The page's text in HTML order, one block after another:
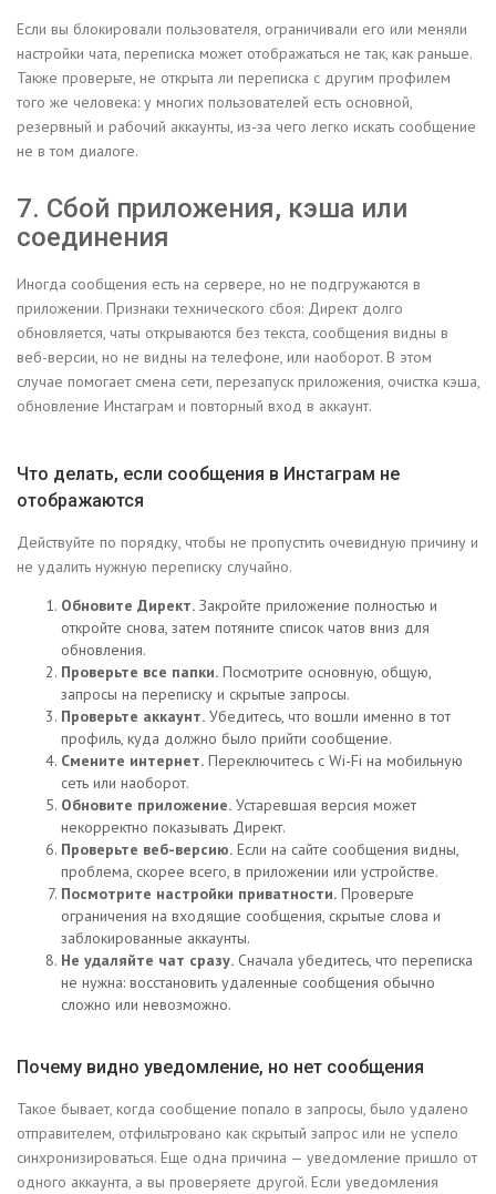
Если вы блокировали пользователя, ограничивали его или меняли
настройки чата, переписка может отображаться не так, как раньше.
Также проверьте, не открыта ли переписка с другим профилем
того же человека: у многих пользователей есть основной,
резервный и рабочий аккаунты, из-за чего легко искать сообщение
не в том диалоге.
7. Сбой приложения, кэша или
соединения
Иногда сообщения есть на сервере, но не подгружаются в
приложении. Признаки технического сбоя: Директ долго
обновляется, чаты открываются без текста, сообщения видны в
веб-версии, но не видны на телефоне, или наоборот. В этом
случае помогает смена сети, перезапуск приложения, очистка кэша,
обновление Инстаграм и повторный вход в аккаунт.
Что делать, если сообщения в Инстаграм не
отображаются
Действуйте по порядку, чтобы не пропустить очевидную причину и
не удалить нужную переписку случайно.
Обновите Директ. Закройте приложение полностью и
откройте снова, затем потяните список чатов вниз для
обновления.
Проверьте все папки. Посмотрите основную, общую,
запросы на переписку и скрытые запросы.
Проверьте аккаунт. Убедитесь, что вошли именно в тот
профиль, куда должно было прийти сообщение.
Смените интернет. Переключитесь с Wi-Fi на мобильную
сеть или наоборот.
Обновите приложение. Устаревшая версия может
некорректно показывать Директ.
Проверьте веб-версию. Если на сайте сообщения видны,
проблема, скорее всего, в приложении или устройстве.
Посмотрите настройки приватности. Проверьте
ограничения на входящие сообщения, скрытые слова и
заблокированные аккаунты.
Не удаляйте чат сразу. Сначала убедитесь, что переписка
не нужна: восстановить удаленные сообщения обычно
сложно или невозможно.
Почему видно уведомление, но нет сообщения
Такое бывает, когда сообщение попало в запросы, было удалено
отправителем, отфильтровано как скрытый запрос или не успело
синхронизироваться. Еще одна причина — уведомление пришло от
одного аккаунта, а вы проверяете другой. Если уведомления